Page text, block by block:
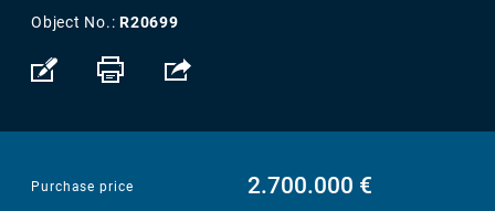
Object No.: R20699
2.700.000 €
Purchase price